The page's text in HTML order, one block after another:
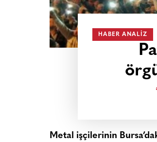
HABER ANALIZ
Metal işçilerinin